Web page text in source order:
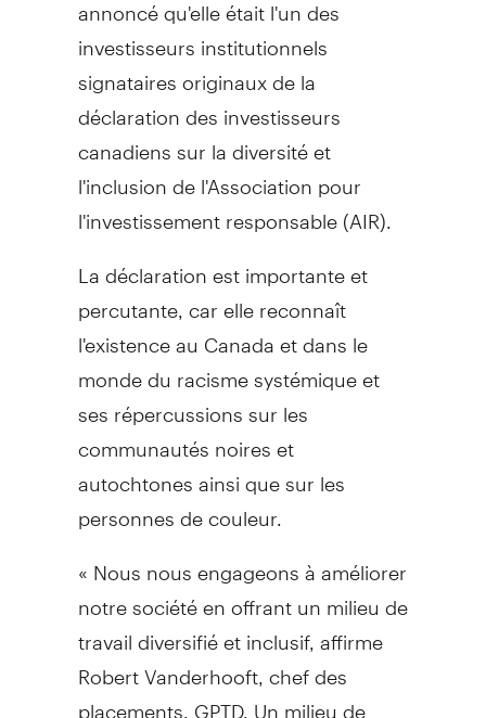
investisseurs institutionnels
signataires originaux de la
déclaration des investisseurs
canadiens sur la diversité et
l'inclusion de l'Association pour
l'investissement responsable (AIR).
La déclaration est importante et
percutante, car elle reconnaît
l'existence au Canadaet dans le
monde du racisme systémique et
ses répercussions sur les
communautés noires et
autochtones ainsi que sur les
personnes de couleur.
« Nous nous engageons à améliorer
notre société en offrant un milieu de
travail diversifié et inclusif, affirme
Robert Vanderhooft, chef des
placements, GPTD. Un milieu de